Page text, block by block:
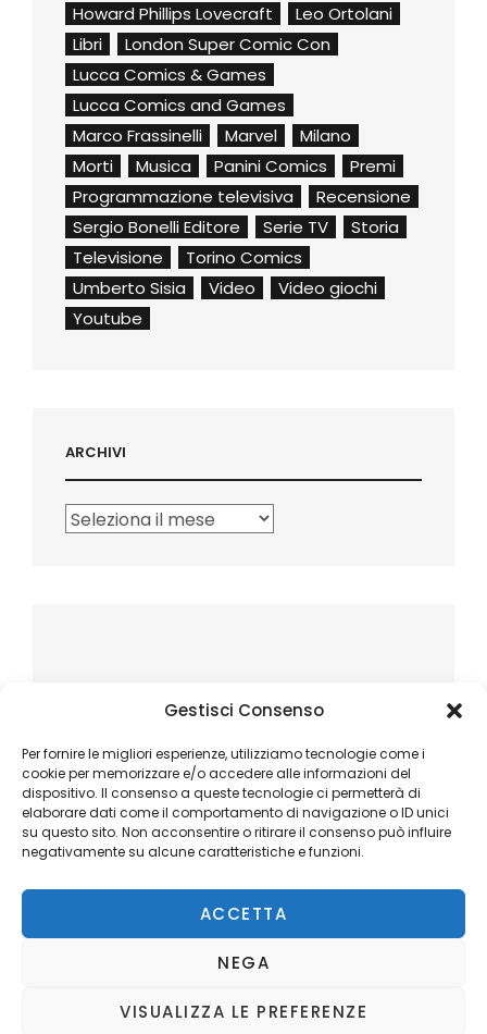
Gestisci Consenso
Per fornire le migliori esperienze, utilizziamo tecnologie come i
cookie per memorizzare e/o accedere alle informazioni del
dispositivo. Il consenso a queste tecnologie ci permetterà di
elaborare dati come il comportamento di navigazione o ID unici
su questo sito. Non acconsentire o ritirare il consenso può influire
negativamente su alcune caratteristiche e funzioni.
ACCETTA
NEGA
VISUALIZZA LE PREFERENZE
Howard Phillips Lovecraft
Leo Ortolani
Libri
London Super Comic Con
Lucca Comics & Games
Lucca Comics and Games
Marco Frassinelli
Marvel
Milano
Morti
Musica Panini Comics
Premi
Programmazione televisiva
Recensione
Sergio Bonelli Editore
Serie TV
Storia
Televisione
Torino Comics
Umberto Sisia
Video
Video giochi
Youtube
ARCHIVI
Archivi
Copyright © 2026Ilblogger.it. All Rights Reserved.